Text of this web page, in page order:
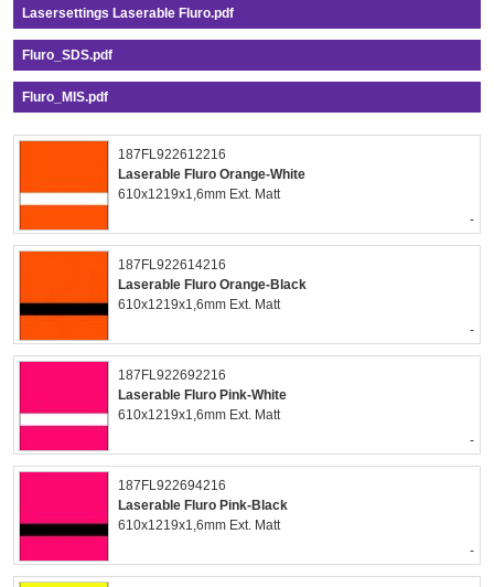
Lasersettings Laserable Fluro.pdf
Fluro_SDS.pdf
Fluro_MIS.pdf
187FL922612216
Laserable Fluro Orange-White
610x1219x1,6mm Ext. Matt
-
187FL922614216
Laserable Fluro Orange-Black
610x1219x1,6mm Ext. Matt
-
187FL922692216
Laserable Fluro Pink-White
610x1219x1,6mm Ext. Matt
-
187FL922694216
Laserable Fluro Pink-Black
610x1219x1,6mm Ext. Matt
-